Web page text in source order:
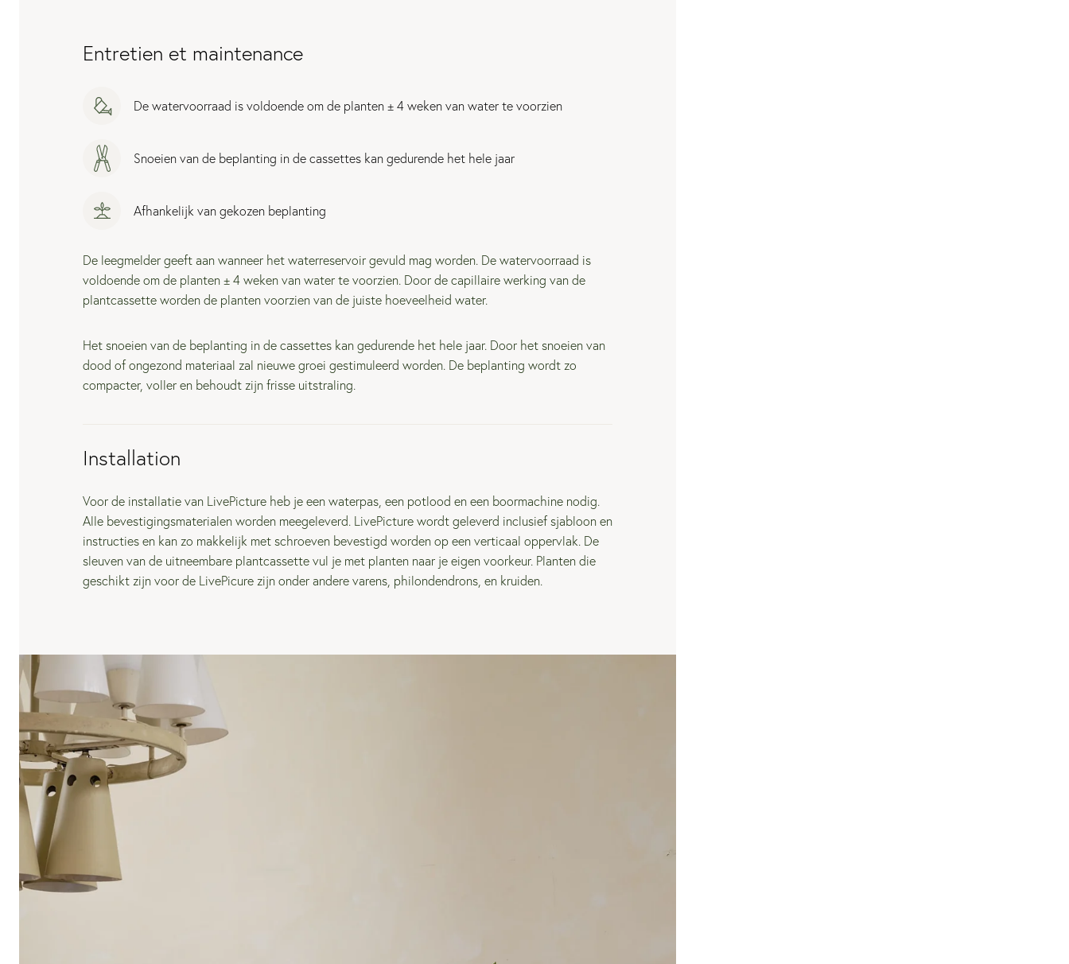
Entretien et maintenance
De watervoorraad is voldoende om de planten ± 4 weken van water te voorzien
Snoeien van de beplanting in de cassettes kan gedurende het hele jaar
Afhankelijk van gekozen beplanting
De leegmelder geeft aan wanneer het waterreservoir gevuld mag worden. De watervoorraad is
voldoende om de planten ± 4 weken van water te voorzien. Door de capillaire werking van de
plantcassette worden de planten voorzien van de juiste hoeveelheid water.
Het snoeien van de beplanting in de cassettes kan gedurende het hele jaar. Door het snoeien van
dood of ongezond materiaal zal nieuwe groei gestimuleerd worden. De beplanting wordt zo
compacter, voller en behoudt zijn frisse uitstraling.
Installation
Voor de installatie van LivePicture heb je een waterpas, een potlood en een boormachine nodig.
Alle bevestigingsmaterialen worden meegeleverd. LivePicture wordt geleverd inclusief sjabloon en
instructies en kan zo makkelijk met schroeven bevestigd worden op een verticaal oppervlak. De
sleuven van de uitneembare plantcassette vul je met planten naar je eigen voorkeur. Planten die
geschikt zijn voor de LivePicure zijn onder andere varens, philondendrons, en kruiden.